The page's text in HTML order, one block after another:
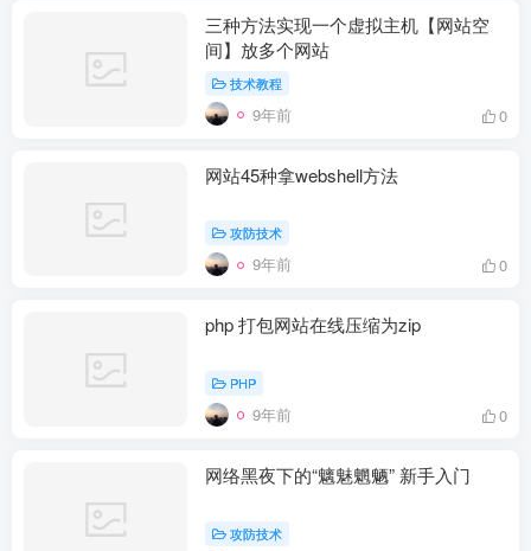
三种方法实现一个虚拟主机【网站空
间】放多个网站
技术教程
9年前 0
网站45种拿webshell方法
攻防技术
9年前 0
php 打包网站在线压缩为zip
PHP
9年前 0
网络黑夜下的“魑魅魍魉” 新手入门
攻防技术